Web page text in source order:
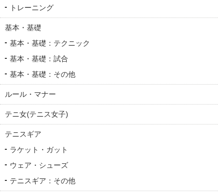
トレーニング
基本・基礎
基本・基礎：テクニック
基本・基礎：試合
基本・基礎：その他
ルール・マナー
テニ女(テニス女子)
テニスギア
ラケット・ガット
ウェア・シューズ
テニスギア：その他